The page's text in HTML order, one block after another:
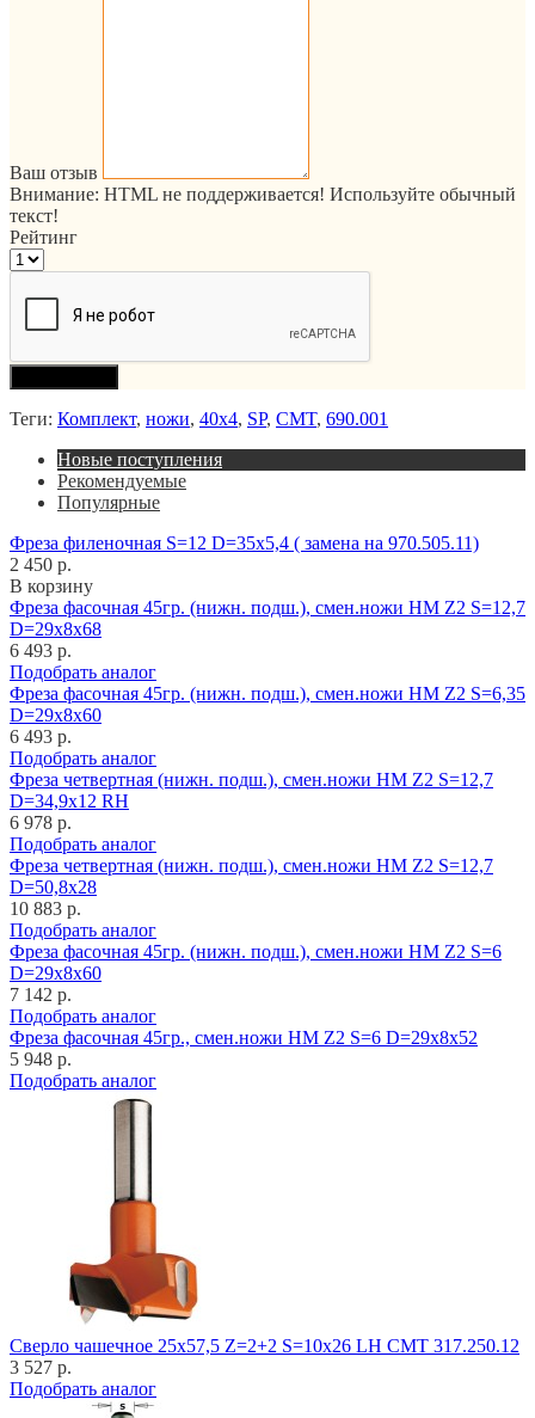
Ваш отзыв
Внимание: HTML не поддерживается! Используйте обычный
текст!
Рейтинг
Теги: Комплект, ножи, 40x4, SP, CMT, 690.001
Новые поступления
Рекомендуемые
Популярные
Фреза филеночная S=12 D=35x5,4 ( замена на 970.505.11)
2 450 р.
В корзину
Фреза фасочная 45гр. (нижн. подш.), смен.ножи HM Z2 S=12,7
D=29x8x68
6 493 р.
Подобрать аналог
Фреза фасочная 45гр. (нижн. подш.), смен.ножи HM Z2 S=6,35
D=29x8x60
6 493 р.
Подобрать аналог
Фреза четвертная (нижн. подш.), смен.ножи HM Z2 S=12,7
D=34,9x12 RH
6 978 р.
Подобрать аналог
Фреза четвертная (нижн. подш.), смен.ножи HM Z2 S=12,7
D=50,8x28
10 883 р.
Подобрать аналог
Фреза фасочная 45гр. (нижн. подш.), смен.ножи HM Z2 S=6
D=29x8x60
7 142 р.
Подобрать аналог
Фреза фасочная 45гр., смен.ножи HM Z2 S=6 D=29x8x52
5 948 р.
Подобрать аналог
Cверло чашечное 25x57,5 Z=2+2 S=10x26 LH CMT 317.250.12
3 527 р.
Подобрать аналог